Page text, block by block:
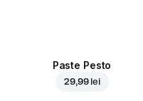
Paste Pesto
29,99 lei